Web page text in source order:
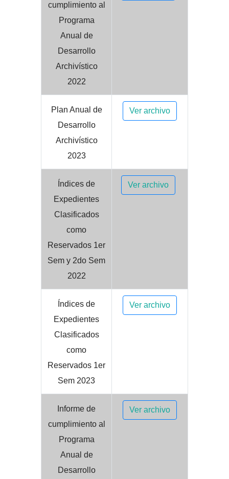
cumplimiento al
Programa
Anual de
Desarrollo
Archivístico
2022
Plan Anual de
Desarrollo
Archivístico
2023
Ver archivo
Índices de
Expedientes
Clasificados
como
Reservados 1er
Sem y 2do Sem
2022
Ver archivo
Índices de
Expedientes
Clasificados
como
Reservados 1er
Sem 2023
Ver archivo
Informe de
cumplimiento al
Programa
Anual de
Desarrollo
Ver archivo